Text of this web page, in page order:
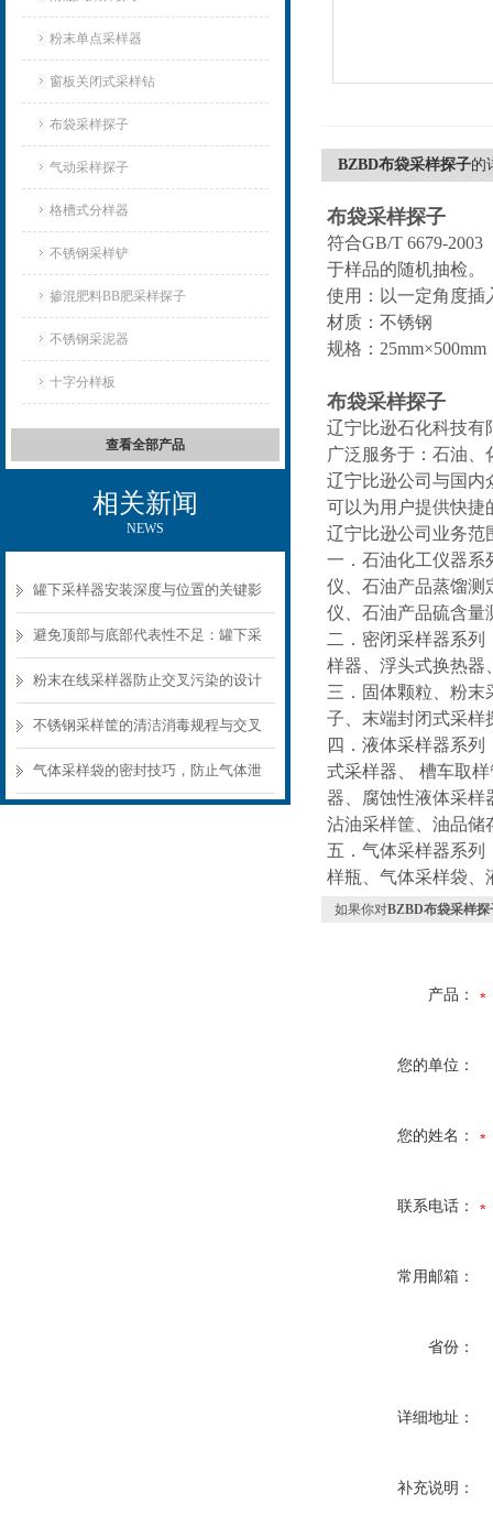
粉末单点采样器
窗板关闭式采样钻
布袋采样探子
气动采样探子
格槽式分样器
不锈钢采样铲
掺混肥料BB肥采样探子
不锈钢采泥器
十字分样板
查看全部产品
相关新闻
NEWS
罐下采样器安装深度与位置的关键影
响
避免顶部与底部代表性不足：罐下采
样器结构选型要点
粉末在线采样器防止交叉污染的设计
要点
不锈钢采样筐的清洁消毒规程与交叉
污染预防
气体采样袋的密封技巧，防止气体泄
BZBD布袋采样探子的
布袋采样探子
符合GB/T 6679-
于样品的随机抽检。
使用：以一定角度插
材质：不锈钢
规格：25mm×500mm
布袋采样探子
辽宁比逊石化科技有
广泛服务于：石油
辽宁比逊公司与国内
可以为用户提供快捷
辽宁比逊公司业务范
一．石油化工仪器系
仪、石油产品蒸馏测
仪、石油产品硫含量
二．密闭采样器系
样器、浮头式换热器
三．固体颗粒、粉末
子、末端封闭式采样
四．液体采样器系
式采样器、 槽车取
器、腐蚀性液体采样
沾油采样筐、油品储
五．气体采样器系列
样瓶、气体采样袋、
如果你对BZBD布袋采样探
产品：
您的单位：
您的姓名：
联系电话：
常用邮箱：
省份：
详细地址：
补充说明：